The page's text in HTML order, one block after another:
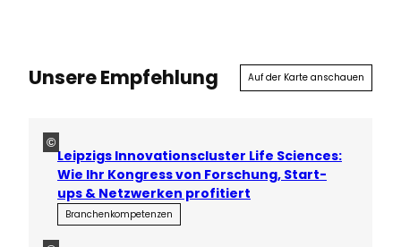
Unsere Empfehlung Auf der Karte anschauen
©
Leipzigs Innovationscluster Life Sciences:
Wie Ihr Kongress von Forschung, Start-
ups & Netzwerken profitiert
Branchenkompetenzen